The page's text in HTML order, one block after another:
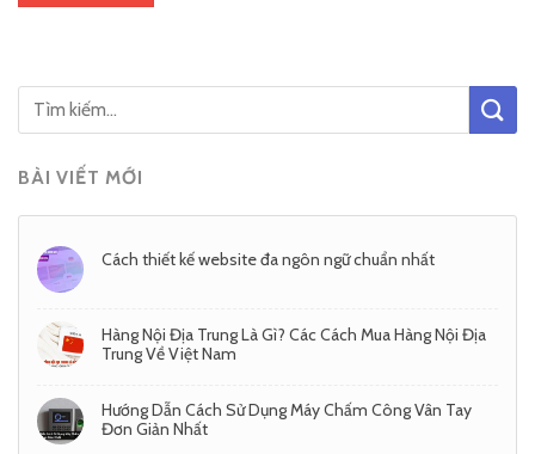
BÀI VIẾT MỚI
Cách thiết kế website đa ngôn ngữ chuẩn nhất
Hàng Nội Địa Trung Là Gì? Các Cách Mua Hàng Nội Địa
Trung Về Việt Nam
Hướng Dẫn Cách Sử Dụng Máy Chấm Công Vân Tay
Đơn Giản Nhất